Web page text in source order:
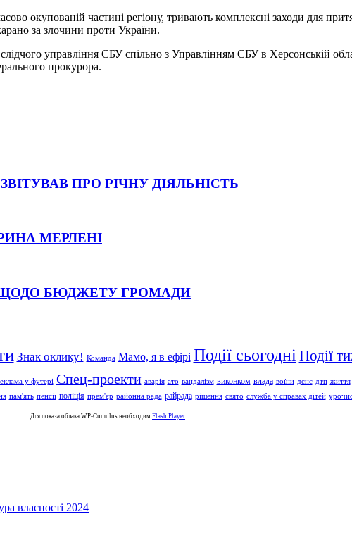
окупованій частині регіону, тривають комплексні заходи для
за злочини проти України.
управління СБУ спільно з Управлінням СБУ в Херсонській
прокурора.
ПРО РІЧНУ ДІЯЛЬНІСТЬ
МЕРЛЕНІ
БЮДЖЕТУ ГРОМАДИ
Знак оклику! Команда Мамо, я в ефірі Події сьогодні Події
у футері Спец-проекти аварія ато вандалізм виконком влада воїни дснс дтп життя
пам'ять пенсії поліція прем'єр районна рада райрада рішення свято служба у справах дітей
Для показа облака WP-Cumulus необходим Flash Player.
власності 2024